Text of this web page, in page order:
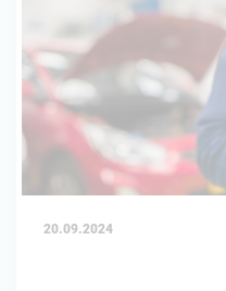
20.09.2024